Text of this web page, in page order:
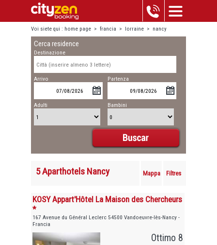
Voi siete qui : home page > francia > lorraine > nancy
Cerca residence
Destinazione
Arrivo Partenza
Adulti Bambini
5 Aparthotels Nancy Mappa Filtres
KOSY Appart'Hôtel La Maison des Chercheurs
*
167 Avenue du Général Leclerc 54500 Vandoeuvre-lès-Nancy -
Francia
Ottimo 8